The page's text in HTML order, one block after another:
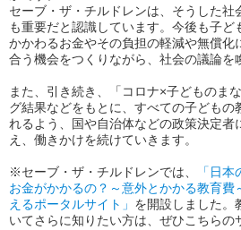
セーブ・ザ・チルドレンは、そうした社
も重要だと認識しています。今後も子ど
かかわるお金やその負担の軽減や無償化
合う機会をつくりながら、社会の議論を
また、引き続き、「コロナ×子どものま
グ結果などをもとに、すべての子どもの
れるよう、国や自治体などの政策決定者
え、働きかけを続けていきます。
※セーブ・ザ・チルドレンでは、
「日
お金がかかるの？～意外とかかる教育費
えるポータルサイト」 を開設しました。
いてさらに知りたい方は、ぜひこちらの